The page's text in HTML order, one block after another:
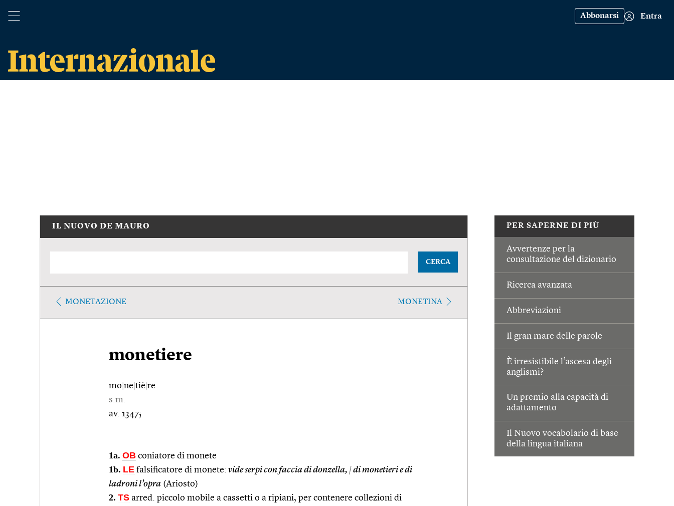
Abbonarsi Entra
PER SAPERNE DI PIÙ
Avvertenze per la
consultazione del dizionario
Ricerca avanzata
Abbreviazioni
Il gran mare delle parole
È irresistibile l’ascesa degli
anglismi?
Un premio alla capacità di
adattamento
Il Nuovo vocabolario di base
della lingua italiana
IL NUOVO DE MAURO
CERCA
MONETAZIONE MONETINA
monetiere
mo ne tiè re
s.m.
av. 1347;
1a. OB coniatore di monete
1b. LE falsificatore di monete: vide serpi con faccia di donzella, |di monetieri e di
ladroni l’opra (Ariosto)
2. TS arred. piccolo mobile a cassetti o a ripiani, per contenere collezioni di